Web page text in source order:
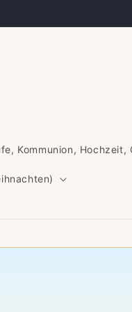
Kommunion, Hochzeit,